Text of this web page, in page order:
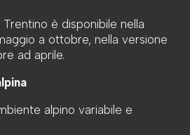
è disponibile nella
a ottobre, nella versione
ad aprile.
alpino variabile e